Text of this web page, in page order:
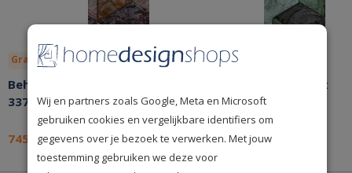
Gratis lijm Bespaar nu!
Behang Arte Samal Cubic
33702
745,-per pak
Gratis lijm
Behang Arte Samal Helix
33722
690,-per pak
Wij en partners zoals Google, Meta en Microsoft
gebruiken cookies en vergelijkbare identifiers om
gegevens over je bezoek te verwerken. Met jouw
toestemming gebruiken we deze voor